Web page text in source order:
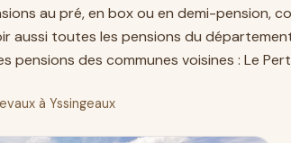
au pré, en box ou en demi-pension,
aussi toutes les pensions du
pensions des communes voisines : Le
à Yssingeaux